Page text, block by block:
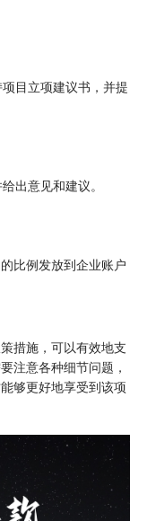
目立项建议书，并提
出意见和建议。
比例发放到企业账户
措施，可以有效地支
注意各种细节问题，
够更好地享受到该项